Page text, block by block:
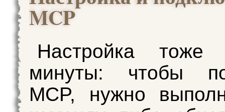
MCP
Настройка тоже
минуты: чтобы
MCP, нужно